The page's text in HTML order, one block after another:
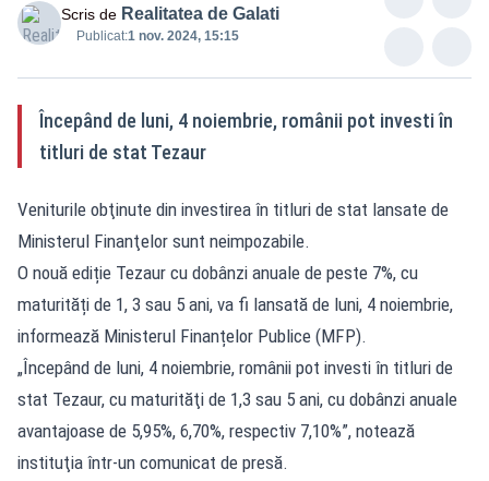
Scris de Realitatea de Galati
Publicat:1 nov. 2024, 15:15
Începând de luni, 4 noiembrie, românii pot investi în
titluri de stat Tezaur
Veniturile obţinute din investirea în titluri de stat lansate de
Ministerul Finanţelor sunt neimpozabile.
O nouă ediție Tezaur cu dobânzi anuale de peste 7%, cu
maturități de 1, 3 sau 5 ani, va fi lansată de luni, 4 noiembrie,
informează Ministerul Finanțelor Publice (MFP).
„Începând de luni, 4 noiembrie, românii pot investi în titluri de
stat Tezaur, cu maturităţi de 1,3 sau 5 ani, cu dobânzi anuale
avantajoase de 5,95%, 6,70%, respectiv 7,10%”, notează
instituţia într-un comunicat de presă.